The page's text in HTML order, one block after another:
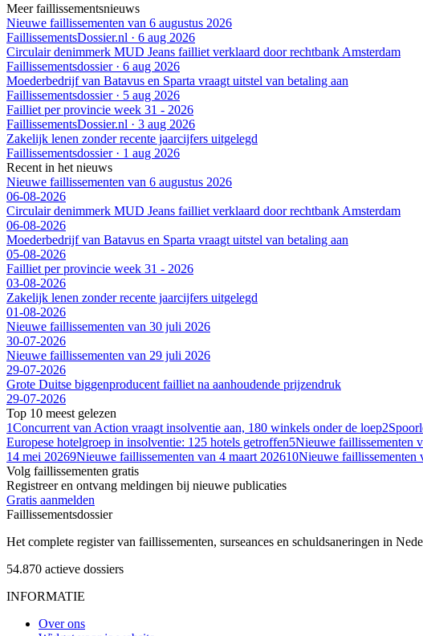
Meer faillissementsnieuws
Nieuwe faillissementen van 6 augustus 2026
FaillissementsDossier.nl · 6 aug 2026
Circulair denimmerk MUD Jeans failliet verklaard door rechtbank Amsterdam
Faillissementsdossier· 6 aug 2026
Moederbedrijf van Batavus en Sparta vraagt uitstel van betaling aan
Faillissementsdossier· 5 aug 2026
Failliet per provincie week 31 - 2026
FaillissementsDossier.nl · 3 aug 2026
Zakelijk lenen zonder recente jaarcijfers uitgelegd
Faillissementsdossier· 1 aug 2026
Recent in het nieuws
Nieuwe faillissementen van 6 augustus 2026
06-08-2026
Circulair denimmerk MUD Jeans failliet verklaard door rechtbank Amsterdam
06-08-2026
Moederbedrijf van Batavus en Sparta vraagt uitstel van betaling aan
05-08-2026
Failliet per provincie week 31 - 2026
03-08-2026
Zakelijk lenen zonder recente jaarcijfers uitgelegd
01-08-2026
Nieuwe faillissementen van 30 juli 2026
30-07-2026
Nieuwe faillissementen van 29 juli 2026
29-07-2026
Grote Duitse biggenproducent failliet na aanhoudende prijzendruk
29-07-2026
Top 10 meest gelezen
1Concurrent van Action vraagt insolventie aan, 180 winkels onder de loep2
Europese hotelgroep in insolventie: 125 hotels getroffen5Nieuwe faillissementen
14 mei 20269Nieuwe faillissementen van 4 maart 202610Nieuwe faillissementen
Volg faillissementen gratis
Registreer en ontvang meldingen bij nieuwe publicaties
Gratis aanmelden
Faillissementsdossier
Het complete register van faillissementen, surseances en schuldsaneringen in
54.870 actieve dossiers
INFORMATIE
Over ons